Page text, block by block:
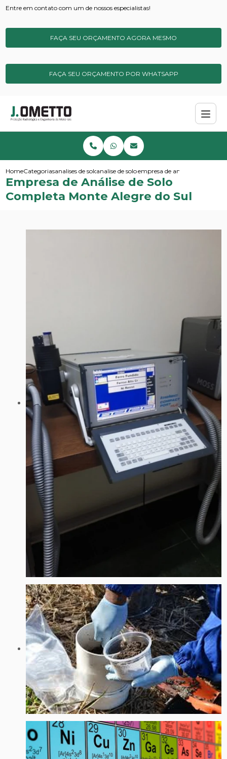
Entre em contato com um de nossos especialistas!
FAÇA SEU ORÇAMENTO AGORA MESMO
FAÇA SEU ORÇAMENTO POR WHATSAPP
HomeCategoriasanalises de solos e sedimentos
analise de solo completaempresa de analise de solo
Empresa de Análise de Solo
Completa Monte Alegre do Sul